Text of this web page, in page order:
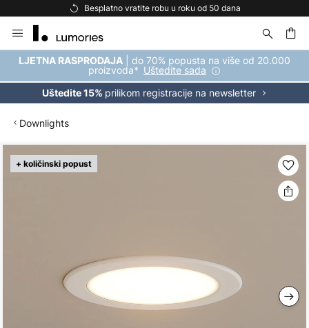
Besplatno vratite robu u roku od 50 dana
to
Content
LJETNA RASPRODAJA | do 70% popusta na više od 20.000
proizvoda* Uštedite sada
Uštedite 15% prilikom registracije na newsletter
Downlights
+ količinski popust
Skip
to